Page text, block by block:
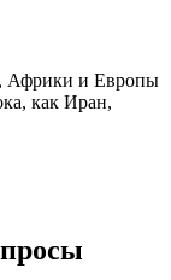
Африки и Европы
как Иран,